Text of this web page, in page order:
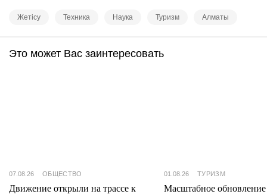
Жетісу Техника Наука Туризм Алматы
Это может Вас заинтересовать
07.08.26 ОБЩЕСТВО
Движение открыли на трассе к
01.08.26 ТУРИЗМ
Масштабное